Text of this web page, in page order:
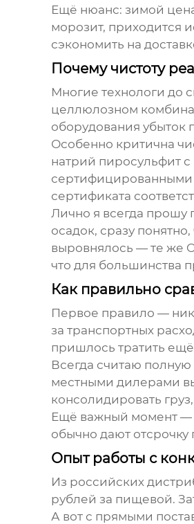
Ещё нюанс: зимой
морозит, приходится
сэкономить на
Почему чистоту
Многие технологи до
целлюлозном
оборудования убыток
Особенно критична
натрий пиросульфит
сертифицированными
сертификата
Лично я всегда прошу
осадок, сразу
выровнялось — те же
что для большинства
Как правильно
Первое правило —
за транспортных
пришлось тратить
Всегда считаю полную
местными дилерами
консолидировать
Ещё важный момент —
обычно дают
Опыт работы с
Из российских
рублей за пищевой.
А вот с прямыми